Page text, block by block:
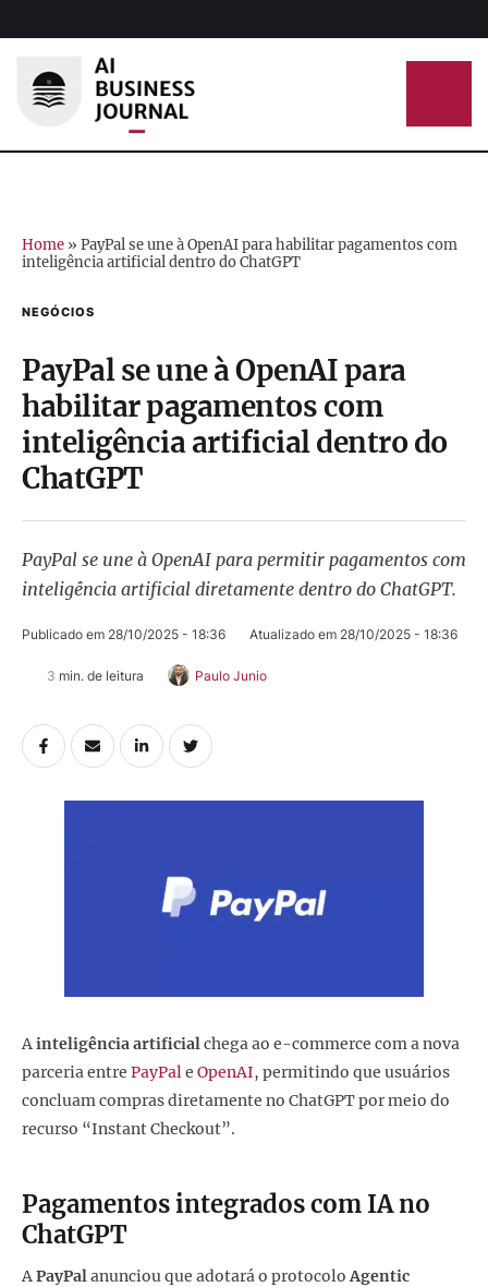
Home » PayPal se une à OpenAI para habilitar pagamentos com
inteligência artificial dentro do ChatGPT
NEGÓCIOS
PayPal se une à OpenAI para
habilitar pagamentos com
inteligência artificial dentro do
ChatGPT
PayPal se une à OpenAI para permitir pagamentos com
inteligência artificial diretamente dentro do ChatGPT.
Publicado em 28/10/2025 - 18:36 Atualizado em 28/10/2025 - 18:36
3 min. de leitura Paulo Junio
Ainteligência artificialchega ao e-commerce com a nova
parceria entre PayPale OpenAI, permitindo que usuários
concluam compras diretamente no ChatGPT por meio do
recurso “Instant Checkout”.
Pagamentos integrados com IA no
ChatGPT
APayPalanunciou que adotará o protocoloAgentic